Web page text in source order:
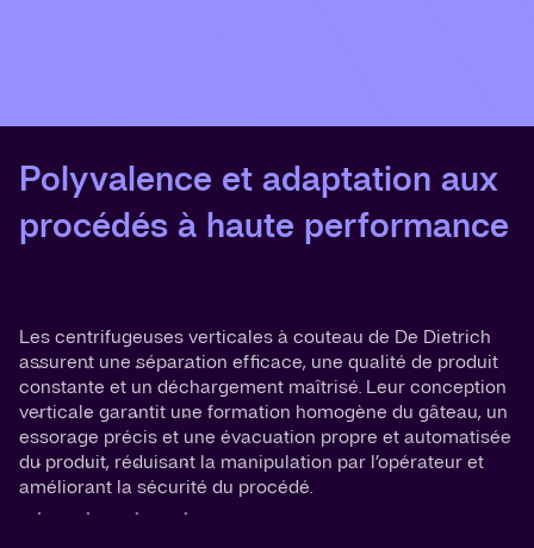
Polyvalence et adaptation aux
procédés à haute performance
Les centrifugeuses verticales à couteau de De Dietrich
assurent une séparation efficace, une qualité de produit
constante et un déchargement maîtrisé. Leur conception
verticale garantit une formation homogène du gâteau, un
essorage précis et une évacuation propre et automatisée
du produit, réduisant la manipulation par l’opérateur et
améliorant la sécurité du procédé.